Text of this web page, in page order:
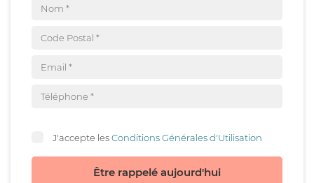
J'accepte lesConditions Générales d'Utilisation
Être rappelé aujourd'hui